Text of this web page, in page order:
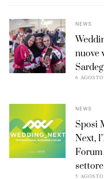
NEWS
nuove
6
NEWS
Sposi
Next,
settore
5